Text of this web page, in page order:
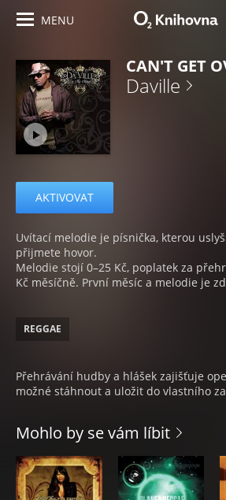
MENU
CAN'T GET
Daville
AKTIVOVAT
Uvítací melodie je písnička, kterou
přijmete hovor.
Melodie stojí 0–25 Kč, poplatek za
Kč měsíčně. První měsíc a melodie je
REGGAE
Přehrávání hudby a hlášek zajišťuje
možné stáhnout a uložit do vlastního
Mohlo by se vám líbit